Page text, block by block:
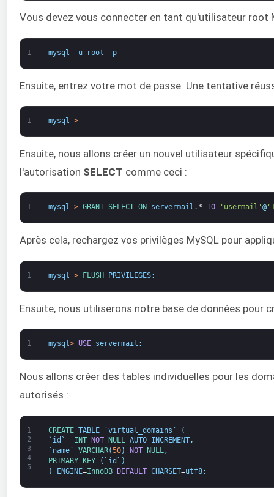
Vous devez vous connecter en tant qu'utilisateur root
1 mysql -u root -p
Ensuite, entrez votre mot de passe. Une tentative
1 mysql >
Ensuite, nous allons créer un nouvel utilisateur
l'autorisation SELECT comme ceci :
1 mysql > GRANT SELECT ON servermail . * TO 'usermail' @
Après cela, rechargez vos privilèges MySQL pour
1 mysql > FLUSH PRIVILEGES;
Ensuite, nous utiliserons notre base de données pour
1 mysql> USE servermail ;
Nous allons créer des tables individuelles pour les
autorisés :
1
2
3
4
5
CREATE TABLE `virtual_domains `
(
` id ` INT NOT NULL AUTO_INCREMENT,
` name` VARCHAR(50) NOT NULL,
PRIMARY
KEY ( ` id ` )
)
ENGINE=InnoDB DEFAULT CHARSET=utf8;